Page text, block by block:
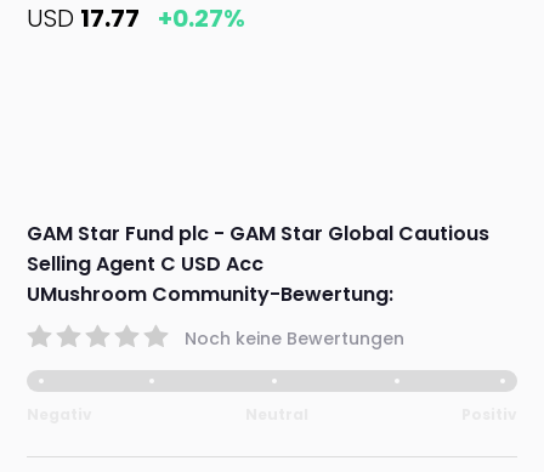
USD 17.77 +0.27%
GAM Star Fund plc - GAM Star Global Cautious
Selling Agent C USD Acc
UMushroom Community-Bewertung:
Noch keine Bewertungen